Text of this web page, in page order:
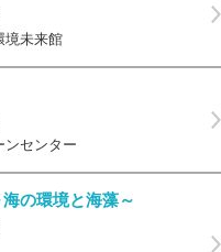
境未来館
ンセンター
の環境と海藻～